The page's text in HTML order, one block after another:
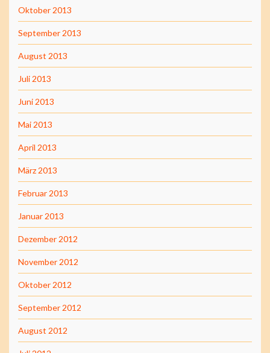
Oktober 2013
September 2013
August 2013
Juli 2013
Juni 2013
Mai 2013
April 2013
März 2013
Februar 2013
Januar 2013
Dezember 2012
November 2012
Oktober 2012
September 2012
August 2012